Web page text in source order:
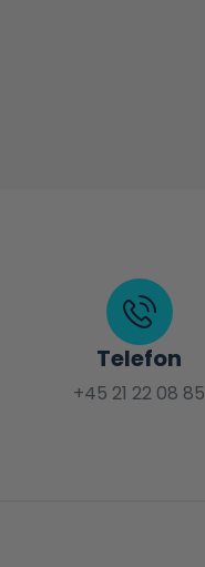
Telefon
+45 21 22 08 85